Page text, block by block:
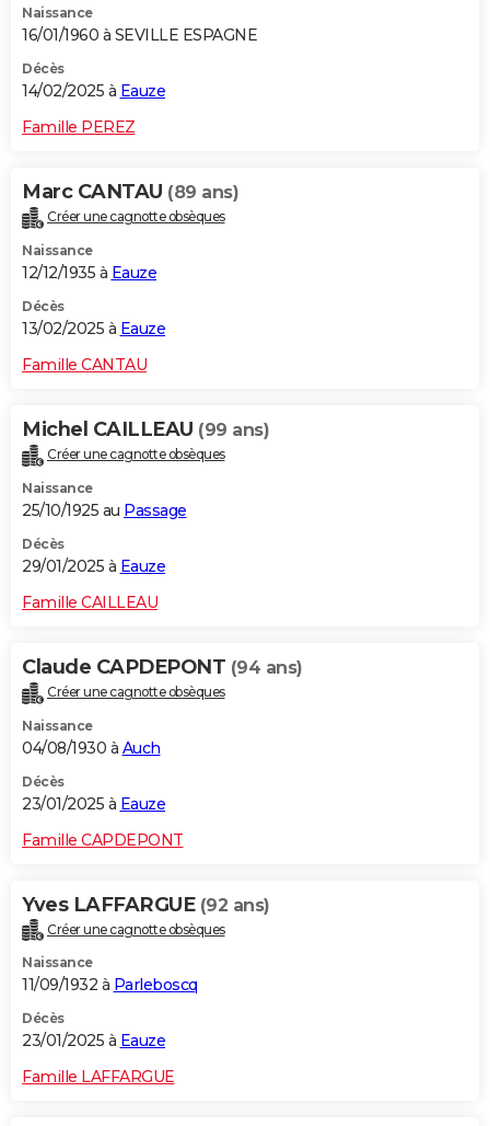
Naissance
16/01/1960 à SEVILLE ESPAGNE
Décès
14/02/2025 à Eauze
Famille PEREZ
Marc CANTAU (89 ans)
Créer une cagnotte obsèques
Naissance
12/12/1935 à Eauze
Décès
13/02/2025 à Eauze
Famille CANTAU
Michel CAILLEAU (99 ans)
Créer une cagnotte obsèques
Naissance
25/10/1925 au Passage
Décès
29/01/2025 à Eauze
Famille CAILLEAU
Claude CAPDEPONT (94 ans)
Créer une cagnotte obsèques
Naissance
04/08/1930 à Auch
Décès
23/01/2025 à Eauze
Famille CAPDEPONT
Yves LAFFARGUE (92 ans)
Créer une cagnotte obsèques
Naissance
11/09/1932 à Parleboscq
Décès
23/01/2025 à Eauze
Famille LAFFARGUE